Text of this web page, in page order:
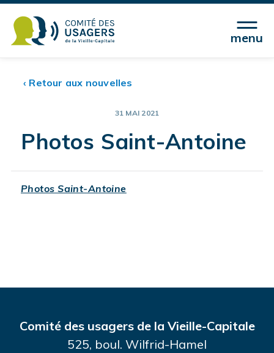
menu
‹ Retour aux nouvelles
31 MAI 2021
Photos Saint-Antoine
Photos Saint-Antoine
Comité des usagers de la Vieille-Capitale
525, boul. Wilfrid-Hamel